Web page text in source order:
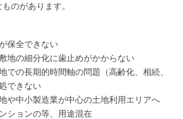
のがあります。
保全できない
地の細分化に歯止めがかからない
での長期的時間軸の問題（高齢化、相続、
できない
や中小製造業が中心の土地利用エリアへ
ションの等、用途混在